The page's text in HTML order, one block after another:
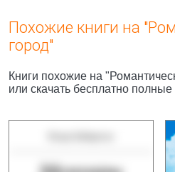
Похожие книги на
город"
Книги похожие на
или скачать бесплатно полные